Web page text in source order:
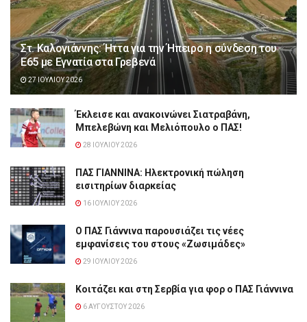
Στ. Καλογιάννης: Ήττα για την Ήπειρο η σύνδεση του
Ε65 με Εγνατία στα Γρεβενά
27 ΙΟΥΛΊΟΥ 2026
Έκλεισε και ανακοινώνει Σιατραβάνη,
Μπελεβώνη και Μελιόπουλο ο ΠΑΣ!
28 ΙΟΥΛΊΟΥ 2026
ΠΑΣ ΓΙΑΝΝΙΝΑ: Hλεκτρονική πώληση
εισιτηρίων διαρκείας
16 ΙΟΥΛΊΟΥ 2026
Ο ΠΑΣ Γιάννινα παρουσιάζει τις νέες
εμφανίσεις του στους «Ζωσιμάδες»
29 ΙΟΥΛΊΟΥ 2026
Κοιτάζει και στη Σερβία για φορ ο ΠΑΣ Γιάννινα
6 ΑΥΓΟΎΣΤΟΥ 2026